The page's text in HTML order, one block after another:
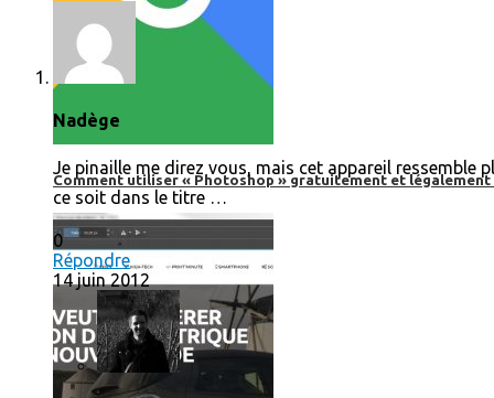
Comment utiliser « Photoshop » gratuitement et légalement
Nadège
Je pinaille me direz vous, mais cet appareil ressemble
ce soit dans le titre …
0
Répondre
14 juin 2012